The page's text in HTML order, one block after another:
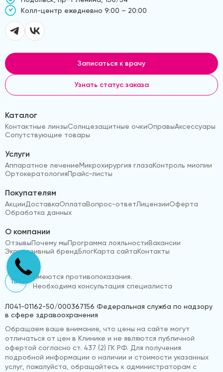
Kолл-центр ежедневно 9:00 – 20:00
Записаться к врачу
Узнать статус заказа
Каталог
Контактные линзыСолнцезащитные очкиОправыАксессуары
Сопутствующие товары
Услуги
Аппаратное лечениеМикрохирургия глазаКонтроль миопии
ОртокератологияПрайс-листы
Покупателям
АкцииДоставкаОплатаВопрос-ответЛицензииОферта
Обработка данных
О компании
ОтзывыПочему мыПрограмма лояльностиВакансии
Эксклюзивный брендБлогКарта сайтаКонтакты
18+
Имеются противопоказания.
Необходима консультация специалиста
Л041-01162-50/000367156 Федеральная служба по надзору
в сфере здравоохранения
Обращаем ваше внимание, что цены на сайте могут
отличаться от цен в Клинике и не являются публичной
офертой согласно ст. 437 (2) ГК РФ. Для получения
подробной информации о наличии и стоимости указанных
услуг, пожалуйста, обращайтесь к администраторам с